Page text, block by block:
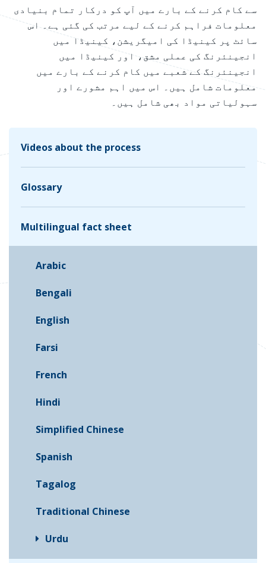
سے کام کرنے کے بارے میں آپ کو درکار تمام بنیادی
معلومات فراہم کرنے کے لیے مرتب کی گئی ہے۔ اس
سائٹ پر کینیڈا کی امیگریشن، کینیڈا میں
انجینئرنگ کی عملی مشق، اور کینیڈا میں
انجینئرنگ کے شعبے میں کام کرنے کے بارے میں
معلومات شامل ہیں۔ اس میں اہم مشورے اور
سہولیاتی مواد بھی شامل ہیں۔
Videos about the process
Glossary
Multilingual fact sheet
Arabic
Bengali
English
Farsi
French
Hindi
Simplified Chinese
Spanish
Tagalog
Traditional Chinese
Urdu